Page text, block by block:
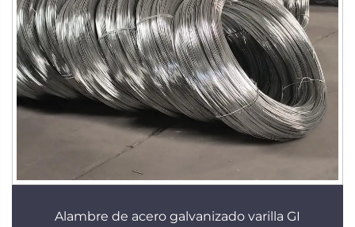
Alambre de acero galvanizado varilla GI